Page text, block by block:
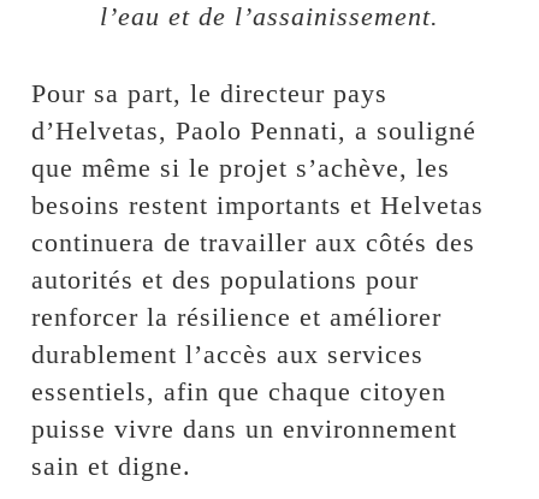
l’eau et de l’assainissement.
Pour sa part, le directeur pays
d’Helvetas, Paolo Pennati, a souligné
que même si le projet s’achève, les
besoins restent importants et Helvetas
continuera de travailler aux côtés des
autorités et des populations pour
renforcer la résilience et améliorer
durablement l’accès aux services
essentiels, afin que chaque citoyen
puisse vivre dans un environnement
sain et digne.